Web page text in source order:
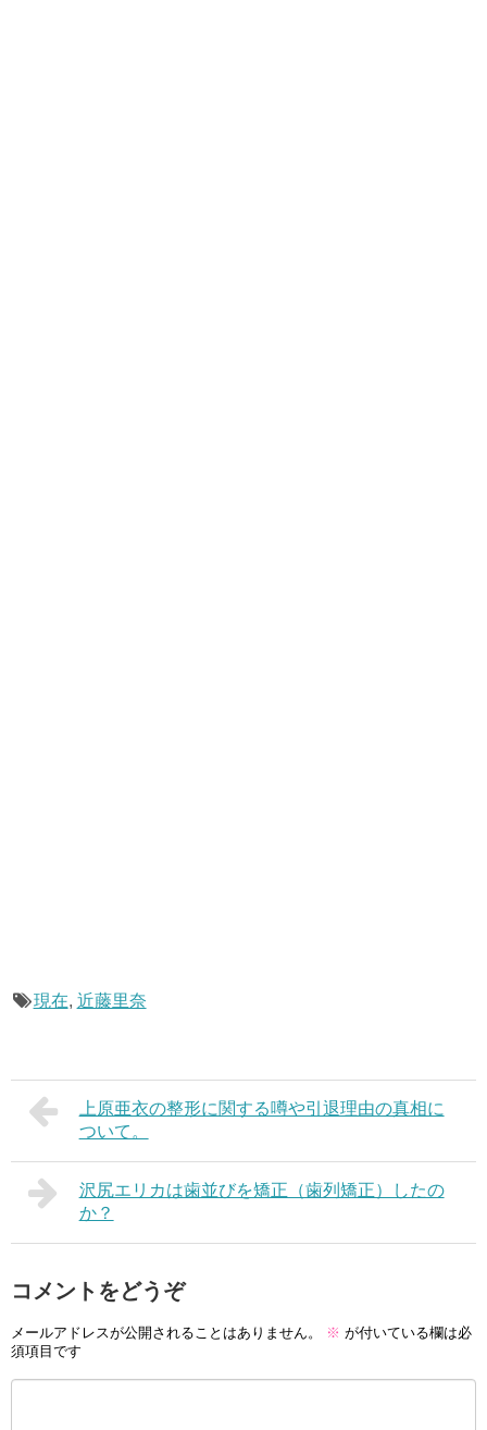
現在, 近藤里奈
上原亜衣の整形に関する噂や引退理由の真相に
ついて。
沢尻エリカは歯並びを矯正（歯列矯正）したの
か？
コメントをどうぞ
メールアドレスが公開されることはありません。 ※ が付いている欄は必
須項目です